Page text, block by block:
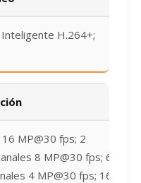
H.264+;
MP@30 fps; 2
8 MP@30 fps; 6
4 MP@30 fps; 16